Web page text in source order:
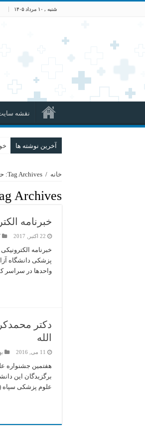
شنبه , ۱۰ مرداد ۱۴۰۵
نقشه
آخرین نوشته ها
خانه / Tag Archives: حوزه علوم پزشکی
Archives:
خبرنامه الکترونیکی(39) حوزه علوم
22 اکتبر, 2017
پزشکی دانشگاه
واحدها در سراسر
دکتر
الله
11 می, 2016
هفتمین جشنواره
برگزیدگان این
علوم پزشکی سپاه